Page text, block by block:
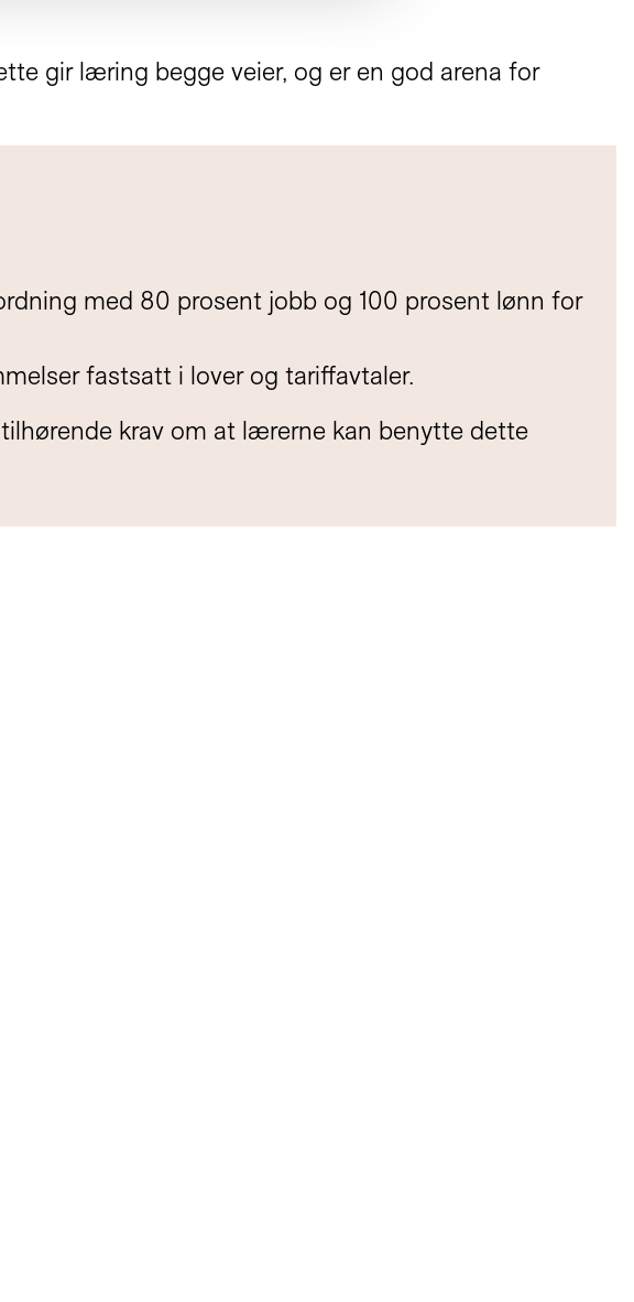
gir læring begge veier, og er en god arena for
med 80 prosent jobb og 100 prosent lønn for
fastsatt i lover og tariffavtaler.
krav om at lærerne kan benytte dette